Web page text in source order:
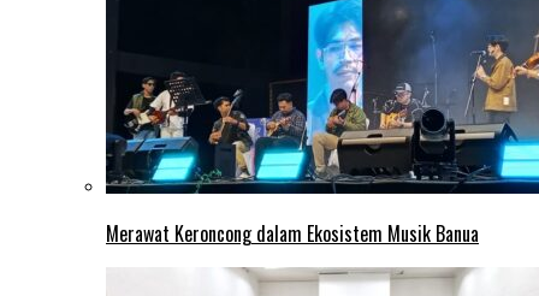
Merawat Keroncong dalam Ekosistem Musik Banua